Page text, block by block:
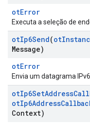
otError
Executa a seleção de
otIp6Send(ot
Message)
otError
Envia um datagrama
otIp6SetAddress
otIp6Address
Context)